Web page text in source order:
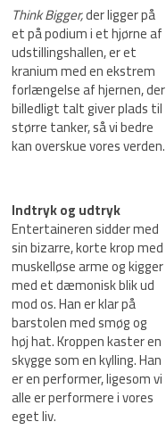
Think Bigger,der ligger på
et på podium i et hjørne af
udstillingshallen, er et
kranium med en ekstrem
forlængelse af hjernen, der
billedligt talt giver plads til
større tanker, så vi bedre
kan overskue vores verden.
Indtryk og udtryk
Entertaineren sidder med
sin bizarre, korte krop med
muskelløse arme og kigger
med et dæmonisk blik ud
mod os. Han er klar på
barstolen med smøg og
høj hat. Kroppen kaster en
skygge som en kylling. Han
er en performer, ligesom vi
alle er performere i vores
eget liv.